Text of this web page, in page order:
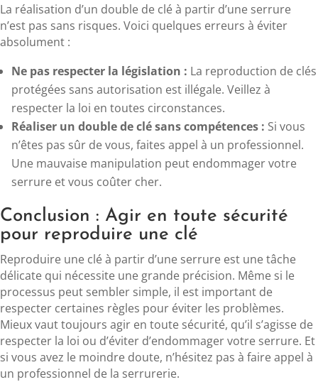
La réalisation d’un double de clé à partir d’une serrure
n’est pas sans risques. Voici quelques erreurs à éviter
absolument :
Ne pas respecter la législation : La reproduction de clés
protégées sans autorisation est illégale. Veillez à
respecter la loi en toutes circonstances.
Réaliser un double de clé sans compétences : Si vous
n’êtes pas sûr de vous, faites appel à un professionnel.
Une mauvaise manipulation peut endommager votre
serrure et vous coûter cher.
Conclusion : Agir en toute sécurité
pour reproduire une clé
Reproduire une clé à partir d’une serrure est une tâche
délicate qui nécessite une grande précision. Même si le
processus peut sembler simple, il est important de
respecter certaines règles pour éviter les problèmes.
Mieux vaut toujours agir en toute sécurité, qu’il s’agisse de
respecter la loi ou d’éviter d’endommager votre serrure. Et
si vous avez le moindre doute, n’hésitez pas à faire appel à
un professionnel de la serrurerie.